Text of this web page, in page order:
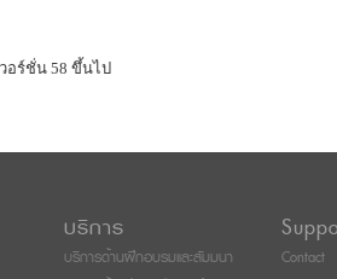
วอร์ชั่น 58 ขึ้นไป
บริการ
บริการด้านฝึกอบรมและสัมมนา
Contact